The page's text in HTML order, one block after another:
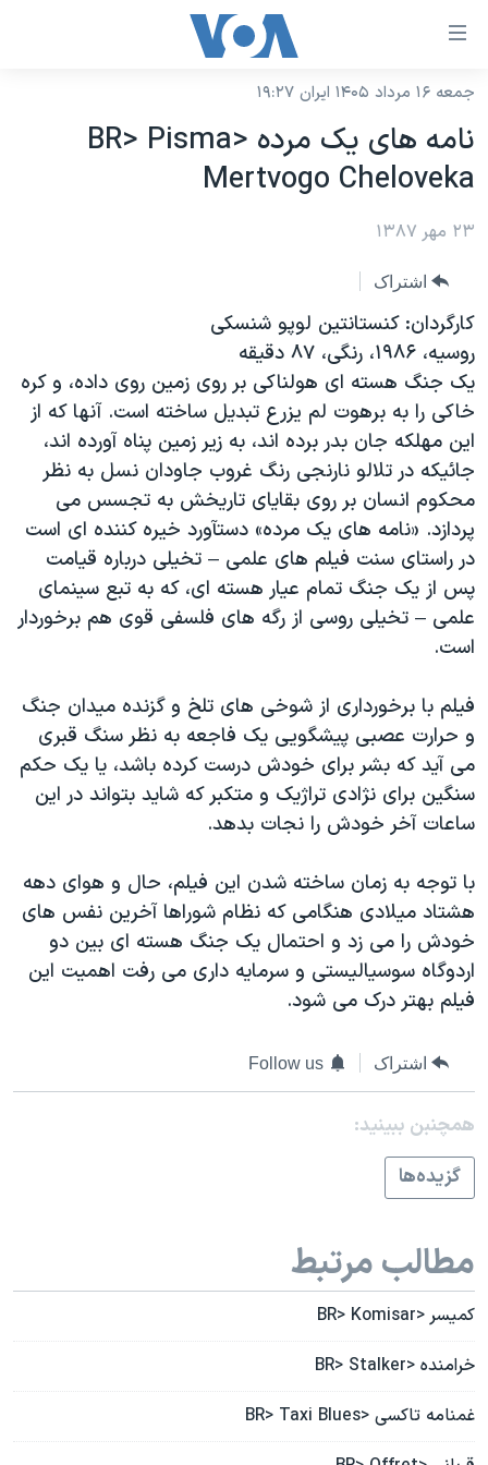
لینکهای
دسترسی
جهش
محتوای
اصلی
صفحه
اصلی
جهش
به
جستجو
نسخه سبک وب‌سایت
موضوع ها
ایران
آمریکا
جهان
ورزشی
گزیده‌ها
ویژه برنامه‌ها
ویدیوها
فرهنگ و زندگی
حقوق شهروندی
اقتصادی
علم و فناوری
گالری عکس
آرشیو پخش زنده
برنامه های تلویزیونی
جدول برنامه ها
صفحه‌های ویژه
جام جهانی ۲۰۲۶
عملیات خشم حماسی
بایگانی برنامه‌های تلویزیونی
مستندها
انتخابات ریاست جمهوری آمریکا ۲۰۲۴
حمله جمهوری اسلامی به اسرائیل
رمز مهسا
اعتراضات زن، زندگی، آزادی
مجموعه مستندهای دادخواهی
تریبونال مردمی آبان ۹۸
دادگاه حمید نوری
قانون شفافیت دارائی کادر رهبری ایران
اعتراضات مردمی آبان ۹۸
اسرائیل در جنگ
نرگس محمدی برنده جایزه نوبل صلح
همایش محافظه‌کاران آمریکا «سی‌پک»
صفحه‌های ویژه
سفر پرزیدنت ترامپ به چین
فرکانس‌های صدای آمریکا
پخش رادیویی
یادگیری زبان انگلیسی
دنبال کنید
زبانهای مختلف
جمعه ۱۶ مرداد ۱۴۰۵ ایران ۱۹:۲۷
نامه های يک مرده <BR> Pisma
Mertvogo Cheloveka
۲۳ مهر ۱۳۸۷
اشتراک
کارگردان: کنستانتين لوپو شنسکی
روسيه، ۱۹۸۶، رنگی، ۸۷ دقيقه
يک جنگ هسته ای هولناکی بر روی زمين روی داده، و کره
خاکی را به برهوت لم يزرع تبديل ساخته است. آنها که از
اين مهلکه جان بدر برده اند، به زير زمين پناه آورده اند،
جائيکه در تلالو نارنجی رنگ غروب جاودان نسل به نظر
محکوم انسان بر روی بقايای تاريخش به تجسس می
پردازد. «نامه های يک مرده» دستآورد خيره کننده ای است
در راستای سنت فيلم های علمی – تخيلی درباره قيامت
پس از يک جنگ تمام عيار هسته ای، که به تبع سينمای
علمی – تخيلی روسی از رگه های فلسفی قوی هم برخوردار
است.
فيلم با برخورداری از شوخی های تلخ و گزنده ميدان جنگ
و حرارت عصبی پيشگويی يک فاجعه به نظر سنگ قبری
می آيد که بشر برای خودش درست کرده باشد، يا يک حکم
سنگين برای نژادی تراژيک و متکبر که شايد بتواند در اين
ساعات آخر خودش را نجات بدهد.
با توجه به زمان ساخته شدن اين فيلم، حال و هوای دهه
هشتاد ميلادی هنگامی که نظام شوراها آخرين نفس های
خودش را می زد و احتمال يک جنگ هسته ای بين دو
اردوگاه سوسياليستی و سرمايه داری می رفت اهميت اين
فيلم بهتر درک می شود.
اشتراک Follow us
همچنبن ببینید:
گزيده‌ها
مطالب مرتبط
کميسر <BR> Komisar
خرامنده <BR> Stalker
غمنامه تاکسی <BR> Taxi Blues